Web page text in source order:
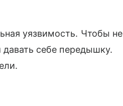
уязвимость. Чтобы не
себе передышку.